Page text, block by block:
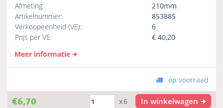
Afmeting:
210mm
Artikelnummer:
853885
Verkoopeenheid (VE):
6
Prijs per VE:
€40,20
Meer informatie
op voorraad
€6,70 x6 In winkelwagen